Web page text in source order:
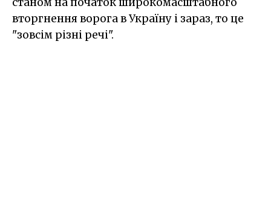
вторгнення ворога в Україну і зараз, то це
"зовсім різні речі".